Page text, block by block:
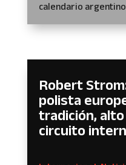
calendario
Robert
polista
tradición,
circuito